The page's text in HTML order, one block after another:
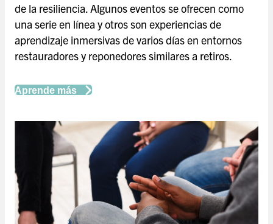
de la resiliencia. Algunos eventos se ofrecen como
una serie en línea y otros son experiencias de
aprendizaje inmersivas de varios días en entornos
restauradores y reponedores similares a retiros.
Aprende más